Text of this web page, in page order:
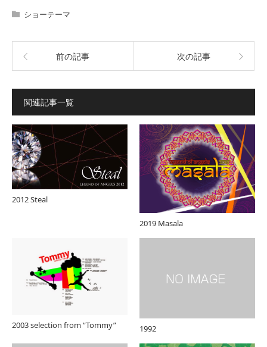
ショーテーマ
前の記事 次の記事
関連記事一覧
2012 Steal
2019 Masala
2003 selection from “Tommy” 1992